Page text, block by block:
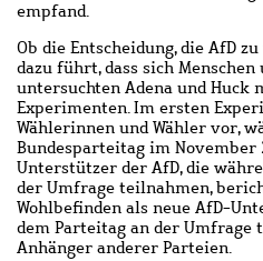
empfand.
Ob die Entscheidung, die AfD
dazu führt, dass sich
untersuchten Adena und Huck
Experimenten.Im ersten
Wählerinnen und Wähler vor,
Bundesparteitag im November
Unterstützer der AfD, die
der Umfrage teilnahmen,
Wohlbefinden als neue AfD-
dem Parteitag an der Umfrage
Anhänger anderer Parteien.